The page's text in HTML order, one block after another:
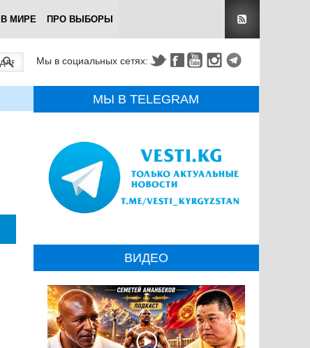
В МИРЕ ПРО ВЫБОРЫ
Мы в социальных сетях:
МЫ В TELEGRAM
ВИДЕО